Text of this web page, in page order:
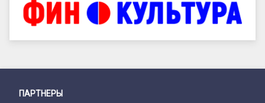
Снизу
ПАРТНЕРЫ